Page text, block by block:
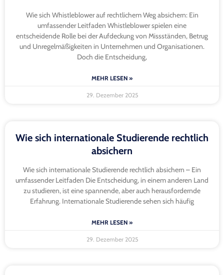
Wie sich Whistleblower auf rechtlichem Weg absichern: Ein
umfassender Leitfaden Whistleblower spielen eine
entscheidende Rolle bei der Aufdeckung von Missständen, Betrug
und Unregelmäßigkeiten in Unternehmen und Organisationen.
Doch die Entscheidung,
MEHR LESEN »
29. Dezember 2025
Wie sich internationale Studierende rechtlich
absichern
Wie sich internationale Studierende rechtlich absichern – Ein
umfassender Leitfaden Die Entscheidung, in einem anderen Land
zu studieren, ist eine spannende, aber auch herausfordernde
Erfahrung. Internationale Studierende sehen sich häufig
MEHR LESEN »
29. Dezember 2025